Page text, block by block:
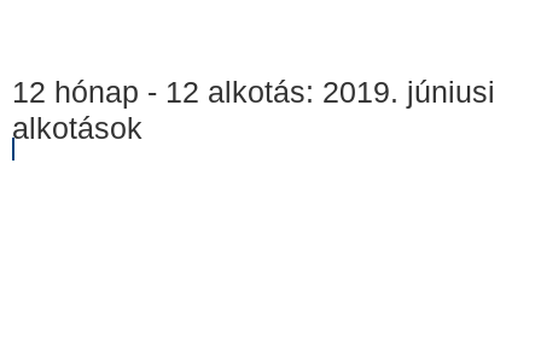
12 hónap - 12 alkotás: 2019. júniusi
alkotások